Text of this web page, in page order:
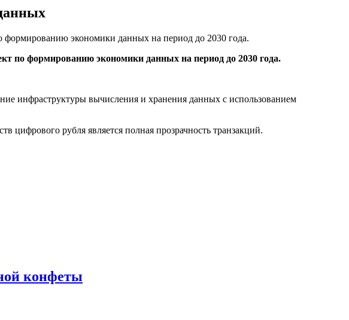
формированию экономики данных на период до 2030 года.
по формированию экономики данных на период до 2030 года.
инфраструктуры вычисления и хранения данных с использованием
цифрового рубля является полная прозрачность транзакций.
конфеты